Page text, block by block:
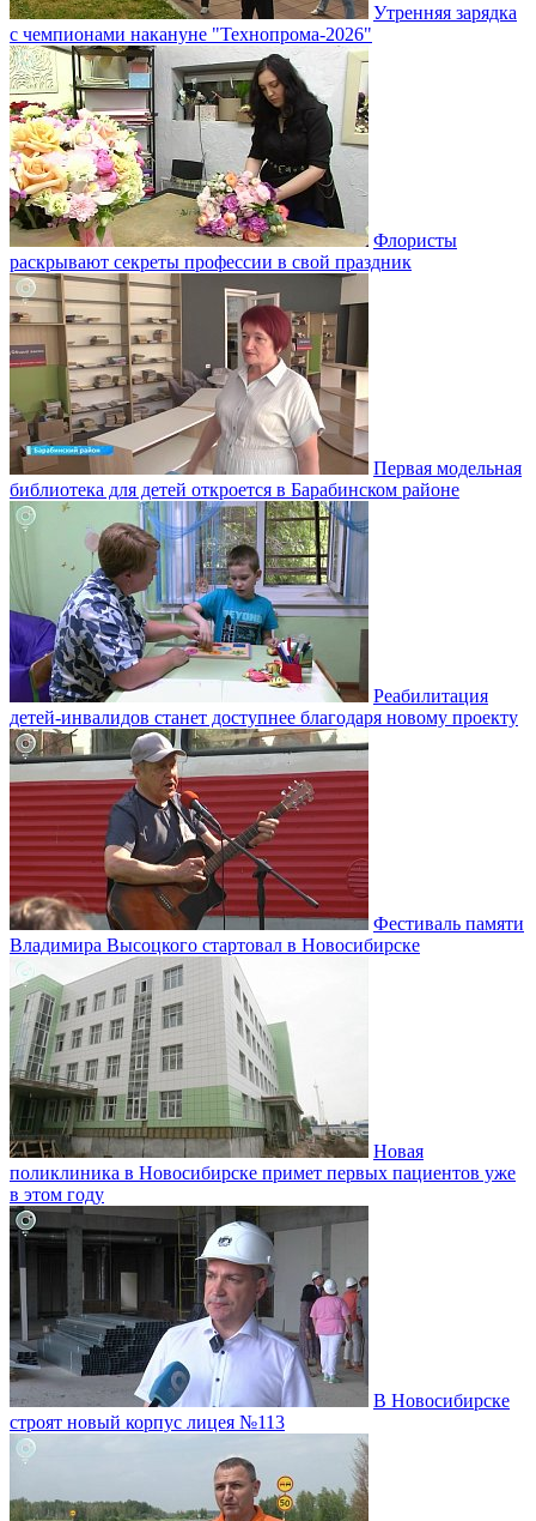
Утренняя зарядка
с чемпионами накануне "Технопрома-2026"
Флористы
раскрывают секреты профессии в свой праздник
Первая модельная
библиотека для детей откроется в Барабинском районе
Реабилитация
детей-инвалидов станет доступнее благодаря новому проекту
Фестиваль памяти
Владимира Высоцкого стартовал в Новосибирске
Новая
поликлиника в Новосибирске примет первых пациентов уже
в этом году
В Новосибирске
строят новый корпус лицея №113